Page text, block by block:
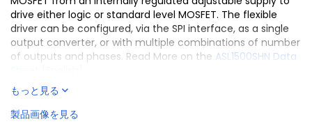
drive either logic or standard level MOSFET. The flexible
driver can be configured, via the SPI interface, as a single
output converter, or with multiple combinations of number
of outputs and phases. Read More on the ASL1500SHN Data
TheASL1507SHN
a Limp Home mode feature. It provides an SPI interface for
extensive control and diagnostic communication with an
もっと見る
製品画像を見る